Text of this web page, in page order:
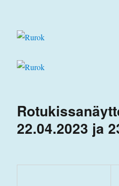
Rurok
22.04.2023 ja